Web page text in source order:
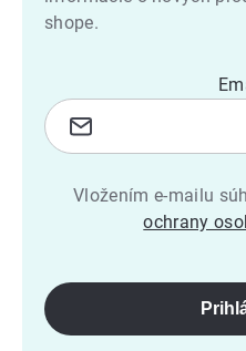
shope.
Vložením e-mailu
ochrany